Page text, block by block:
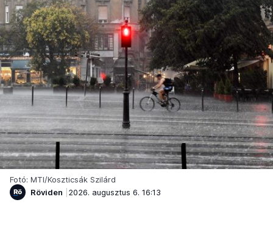
Fotó: MTI/Koszticsák Szilárd
Röviden
2026. augusztus 6. 16:13